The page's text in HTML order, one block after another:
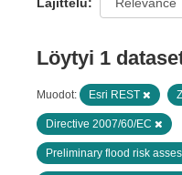
Löytyi 1
Muodot: Esri REST
Directive 2007/60/EC
Preliminary flood risk